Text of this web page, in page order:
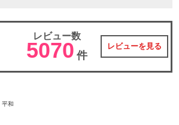
レビュー数
5070 件
レビューを見る
平和